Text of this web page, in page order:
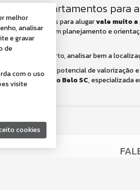
em apartamentos para
de apartamentos para alugarvale muito a
financeira. Com planejamento e
o imóvel certo, analisar bem a
com alto potencial de valorização
em Porto Belo SC, especializada
melhor
analisar
e gravar
de
com o uso
visite
cookies